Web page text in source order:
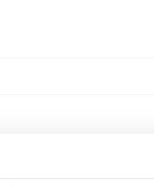
σε δύο φάσεις: 19/03 & 21/